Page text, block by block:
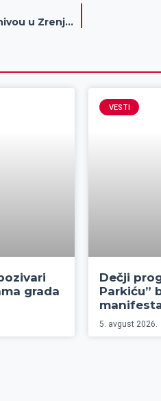
Raste broj zaraženih na dnevnom nivou u Zrenjaninu!
grada
VESTI
Dečji
Parkiću”
5. avgust 2026.